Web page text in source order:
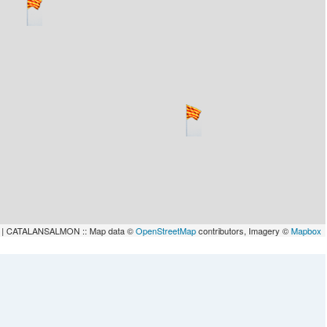
| CATALANSALMON :: Map data ©OpenStreetMapcontributors, Imagery ©Mapbox